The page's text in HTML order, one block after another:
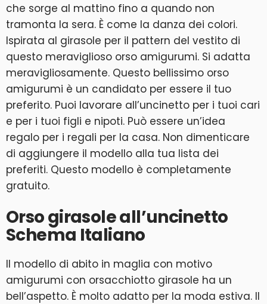
che sorge al mattino fino a quando non
tramonta la sera. È come la danza dei colori.
Ispirata al girasole per il pattern del vestito di
questo meraviglioso orso amigurumi. Si adatta
meravigliosamente. Questo bellissimo orso
amigurumi è un candidato per essere il tuo
preferito. Puoi lavorare all’uncinetto per i tuoi cari
e per i tuoi figli e nipoti. Può essere un’idea
regalo per i regali per la casa. Non dimenticare
di aggiungere il modello alla tua lista dei
preferiti. Questo modello è completamente
gratuito.
Orso girasole all’uncinetto
Schema Italiano
Il modello di abito in maglia con motivo
amigurumi con orsacchiotto girasole ha un
bell’aspetto. È molto adatto per la moda estiva. Il